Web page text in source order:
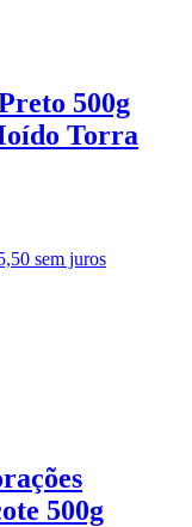
500g
Torra
sem juros
500g